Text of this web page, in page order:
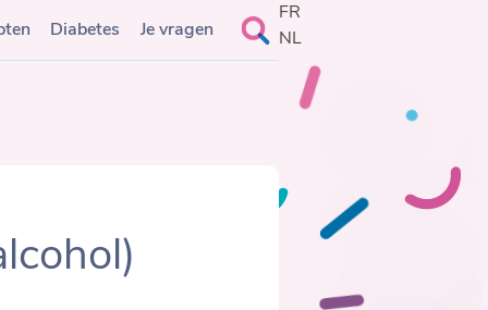
Diabetes Je vragen
Search
for:
FR
NL